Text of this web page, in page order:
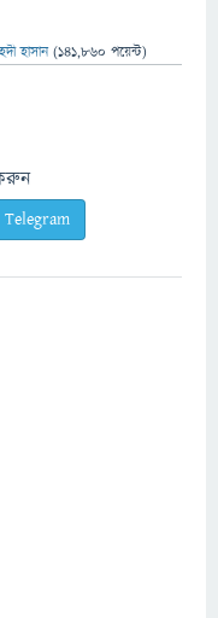
হাসান (141,860 পয়েন্ট)
Telegram